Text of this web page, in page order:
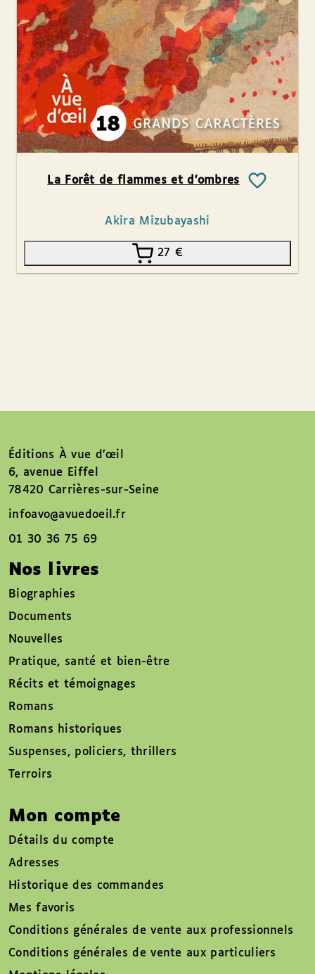
La Forêt de flammes et d’ombres
Akira Mizubayashi
27 €
Éditions À vue d’œil
6, avenue Eiffel
78420 Carrières-sur-Seine
infoavo@avuedoeil.fr
01 30 36 75 69
Nos livres
Biographies
Documents
Nouvelles
Pratique, santé et bien-être
Récits et témoignages
Romans
Romans historiques
Suspenses, policiers, thrillers
Terroirs
Mon compte
Détails du compte
Adresses
Historique des commandes
Mes favoris
Conditions générales de vente aux professionnels
Conditions générales de vente aux particuliers